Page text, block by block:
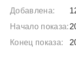
Добавлена:
Начало показа:
Конец показа: